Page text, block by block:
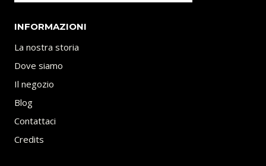
INFORMAZIONI
La nostra storia
Dove siamo
Il negozio
Blog
Contattaci
Credits